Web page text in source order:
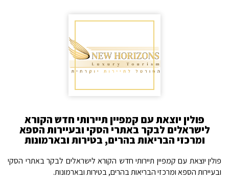
פולין יוצאת עם קמפיין תיירותי חדש הקורא
לישראלים לבקר באתרי הסקי ובעיירות הספא
ומרכזי הבריאות בהרים, בטירות ובארמונות
פולין יוצאת עם קמפיין תיירותי חדש הקורא לישראלים לבקר באתרי הסקי
ובעיירות הספא ומרכזי הבריאות בהרים, בטירות ובארמונות.